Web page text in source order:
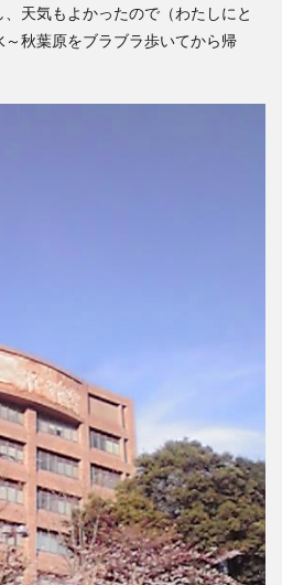
天気もよかったので（わたしにと
秋葉原をブラブラ歩いてから帰